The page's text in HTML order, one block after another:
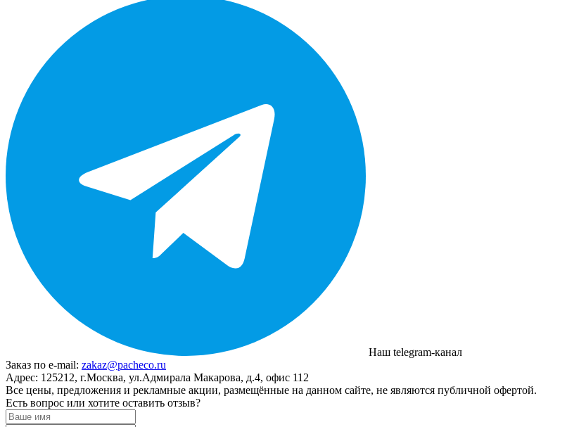
Наш telegram-канал
Заказ по e-mail: zakaz@pacheco.ru
Адрес: 125212, г.Москва, ул.Адмирала Макарова, д.4, офис 112
Все цены, предложения и рекламные акции, размещённые на данном сайте, не являются публичной офертой.
Есть вопрос или хотите оставить отзыв?